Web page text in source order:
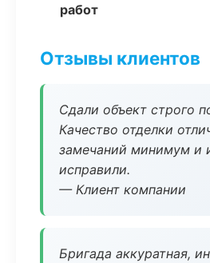
работ
Отзывы клиентов
Сдали объект строго
Качество отделки
замечаний минимум и
исправили.
— Клиент компании
Бригада аккуратная,